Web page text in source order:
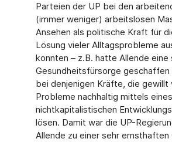
Parteien der UP bei den
(immer weniger) arbeitslosen
Ansehen als politische Kraft für
Lösung vieler Alltagsprobleme
konnten – z.B. hatte Allende eine
Gesundheitsfürsorge geschaffen
bei denjenigen Kräfte, die gewillt
Probleme nachhaltig mittels eines
nichtkapitalistischen
lösen. Damit war die UP-
Allende zu einer sehr ernsthaften